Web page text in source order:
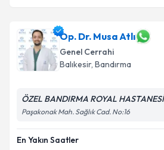
Op. Dr. Musa Atlı
Genel Cerrahi
Balıkesir, Bandırma
ÖZEL BANDIRMA ROYAL HASTANESİ
Paşakonak Mah. Sağlık Cad. No:16
En Yakın Saatler